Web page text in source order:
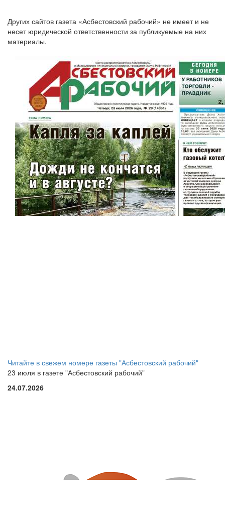
Других сайтов газета «Асбестовский рабочий» не имеет и не
несет юридической ответственности за публикуемые на них
материалы.
Читайте в свежем номере газеты "Асбестовский рабочий"
23 июля в газете "Асбестовский рабочий"
24.07.2026